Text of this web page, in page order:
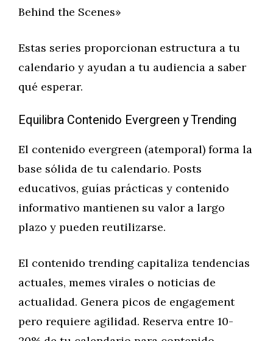
Behind the Scenes»
Estas series proporcionan estructura a tu
calendario y ayudan a tu audiencia a saber
qué esperar.
Equilibra Contenido Evergreen y Trending
El contenido evergreen (atemporal) forma la
base sólida de tu calendario. Posts
educativos, guías prácticas y contenido
informativo mantienen su valor a largo
plazo y pueden reutilizarse.
El contenido trending capitaliza tendencias
actuales, memes virales o noticias de
actualidad. Genera picos de engagement
pero requiere agilidad. Reserva entre 10-